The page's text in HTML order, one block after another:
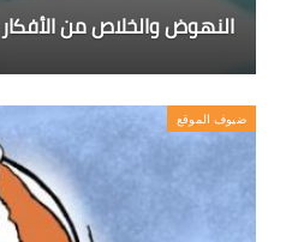
النهوض والخلاص من الأفكار
ضيوف الموقع